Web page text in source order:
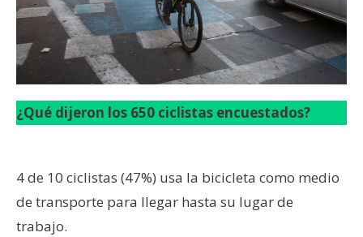
¿Qué dijeron los 650 ciclistas encuestados?
4 de 10 ciclistas (47%) usa la bicicleta como medio
de transporte para llegar hasta su lugar de
trabajo.